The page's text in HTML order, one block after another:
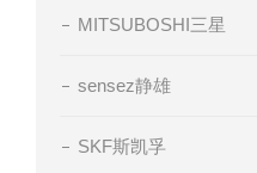
MITSUBOSHI三星
sensez静雄
SKF斯凯孚